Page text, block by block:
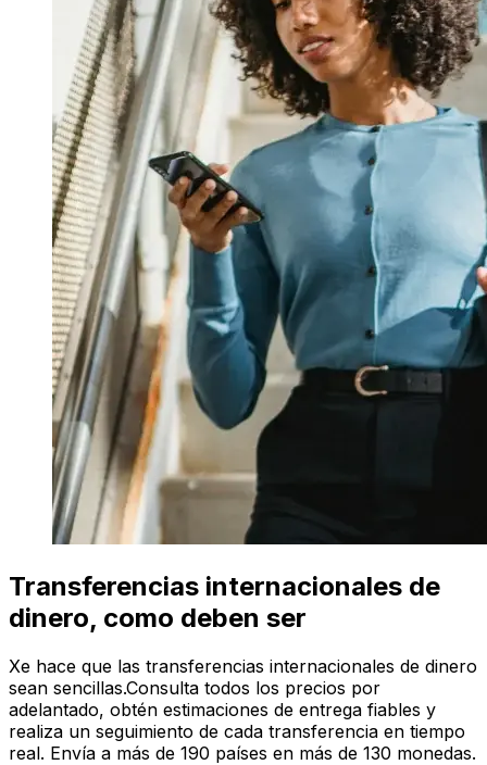
Transferencias internacionales de
dinero, como deben ser
Xe hace que las transferencias internacionales de dinero
sean sencillas.Consulta todos los precios por
adelantado, obtén estimaciones de entrega fiables y
realiza un seguimiento de cada transferencia en tiempo
real. Envía a más de 190 países en más de 130 monedas.